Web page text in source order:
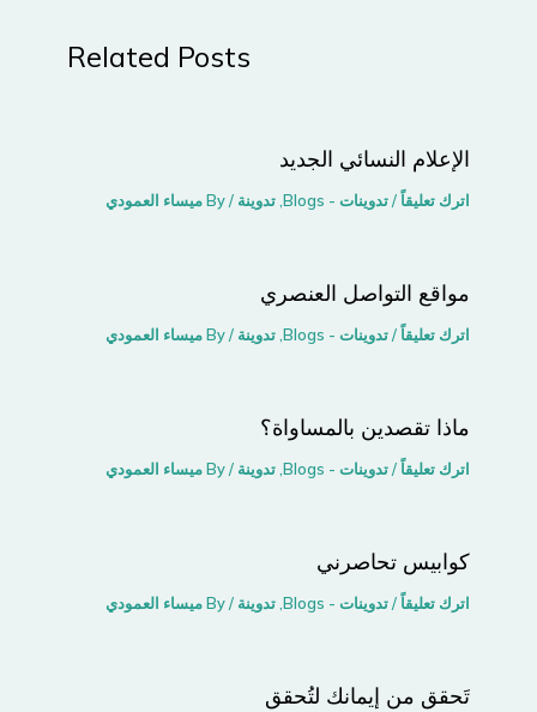
Related Posts
الإعلام النسائي الجديد
اترك تعليقاً /تدوينات - Blogs ,تدوينة / By ميساء العمودي
مواقع التواصل اﻟﻌﻨﺼﺮي
اترك تعليقاً /تدوينات - Blogs ,تدوينة / By ميساء العمودي
ماذا تقصدين بالمساواة؟
اترك تعليقاً /تدوينات - Blogs ,تدوينة / By ميساء العمودي
كوابيس تحاصرني
اترك تعليقاً /تدوينات - Blogs ,تدوينة / By ميساء العمودي
تَحقق من إيمانك لتُحقق